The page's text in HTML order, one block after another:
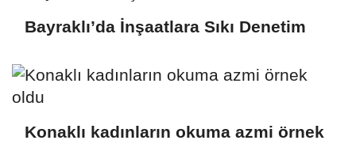
Bayraklı’da İnşaatlara Sıkı Denetim
Konaklı kadınların okuma azmi örnek